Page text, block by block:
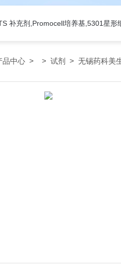
补充剂,Promocell培养基,5301星形
品中心 > > 试剂 > 无锡药科美